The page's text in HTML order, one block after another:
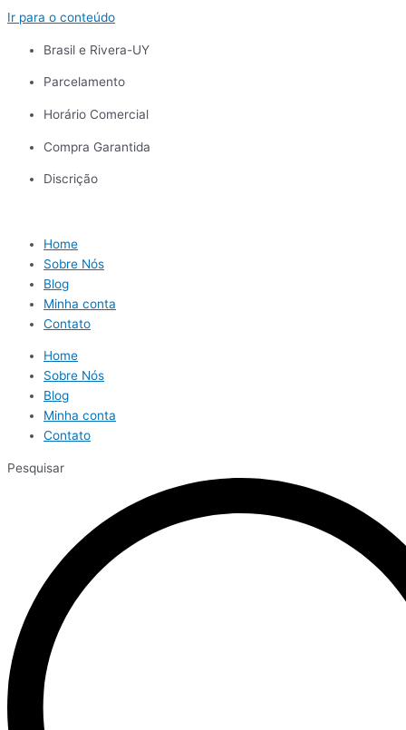
Ir para o conteúdo
Brasil e Rivera-UY
Parcelamento
Horário Comercial
Compra Garantida
Discrição
Home
Sobre Nós
Blog
Minha conta
Contato
Home
Sobre Nós
Blog
Minha conta
Contato
Pesquisar